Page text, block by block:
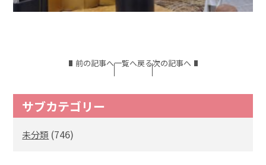
前の記事へ一覧へ戻る次の記事へ
サブカテゴリー
未分類 (746)